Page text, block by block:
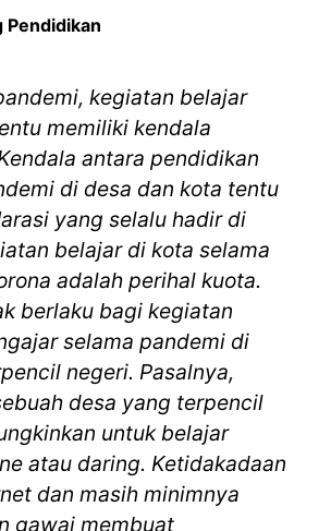
Pendidikan
kegiatan belajar
memiliki kendala
antara pendidikan
di desa dan kota tentu
yang selalu hadir di
belajar di kota selama
adalah perihal kuota.
berlaku bagi kegiatan
selama pandemi di
negeri. Pasalnya,
desa yang terpencil
untuk belajar
e atau daring. Ketidakadaan
dan masih minimnya
gawai membuat